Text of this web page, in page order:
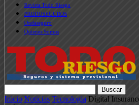
Revista Todo Riesgo
PRODUSEGUROS
Ondaseguro
Quienes Somos
Inicio Noticias Tecnologia Digital